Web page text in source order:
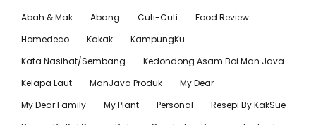
Abah & Mak Abang Cuti-Cuti
Food Review
Homedeco
Kakak
KampungKu
Kata Nasihat/Sembang
Kedondong Asam Boi Man Java
Kelapa Laut
ManJava Produk
My Dear
My Dear Family
My Plant Personal
Resepi By KakSue